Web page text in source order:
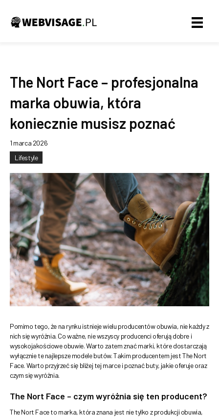
The Nort Face – profesjonalna
marka obuwia, która
koniecznie musisz poznać
1 marca 2026
Lifestyle
Pomimo tego, że na rynku istnieje wielu producentów obuwia, nie każdy z
nich się wyróżnia. Co ważne, nie wszyscy producenci oferują dobre i
wysokojakościowe obuwie. Warto zatem znać marki, które dostarczają
wyłącznie te najlepsze modele butów. Takim producentem jest The Nort
Face. Warto przyjrzeć się bliżej tej marce i poznać buty, jakie oferuje oraz
czym się wyróżnia.
The Nort Face – czym wyróżnia się ten producent?
The Nort Face to marka, która znana jest nie tylko z produkcji obuwia,